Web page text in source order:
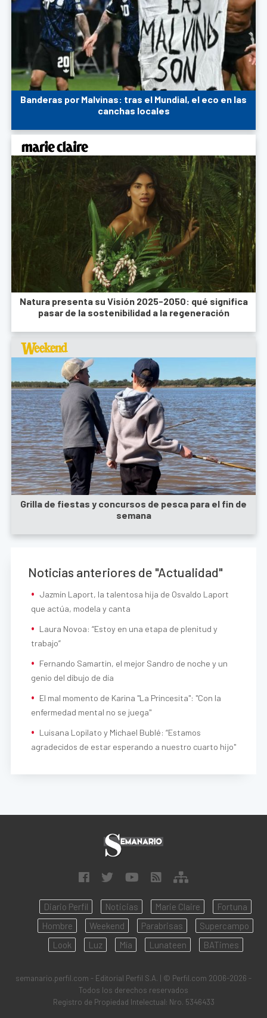
Banderas por Malvinas: tras el Mundial, el eco en las
canchas locales
Natura presenta su Visión 2025-2050: qué significa
pasar de la sostenibilidad a la regeneración
Grilla de fiestas y concursos de pesca para el fin de
semana
Noticias anteriores de "Actualidad"
Jazmín Laport, la talentosa hija de Osvaldo Laport
que actúa, modela y canta
Laura Novoa: “Estoy en una etapa de plenitud y
trabajo”
Fernando Samartin, el mejor Sandro de noche y un
genio del dibujo de día
El mal momento de Karina "La Princesita": "Con la
enfermedad mental no se juega"
Luisana Lopilato y Michael Bublé: “Estamos
agradecidos de estar esperando a nuestro cuarto hijo"
Diario Perfil Noticias Marie Claire
Fortuna
Hombre
Weekend Parabrisas
Supercampo
Look
Luz Mía Lunateen BATimes
semanario.perfil.com - Editorial Perfil S.A. | © Perfil.com 2006-2026 -
Todos los derechos reservados
Registro de Propiedad Intelectual: Nro. 5346433